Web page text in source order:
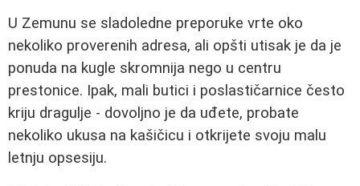
U Zemunu se sladoledne preporuke vrte oko
nekoliko proverenih adresa, ali opšti utisak je da je
ponuda na kugle skromnija nego u centru
prestonice. Ipak, mali butici i poslastičarnice često
kriju dragulje - dovoljno je da uđete, probate
nekoliko ukusa na kašičicu i otkrijete svoju malu
letnju opsesiju.